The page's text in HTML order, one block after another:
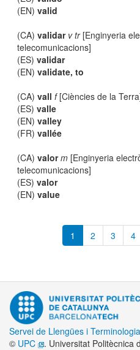
(EN)valid
(CA)validar v tr[Enginyeria
telecomunicacions]
(ES)validar
(EN)validate, to
(CA)vall f[Ciències de la
(ES)valle
(EN)valley
(FR)vallée
(CA)valor m [Enginyeria
telecomunicacions]
(ES)valor
(EN)value
1 2 3 4
Servei de Llengües i Terminologia
© UPC . Universitat Politècnica